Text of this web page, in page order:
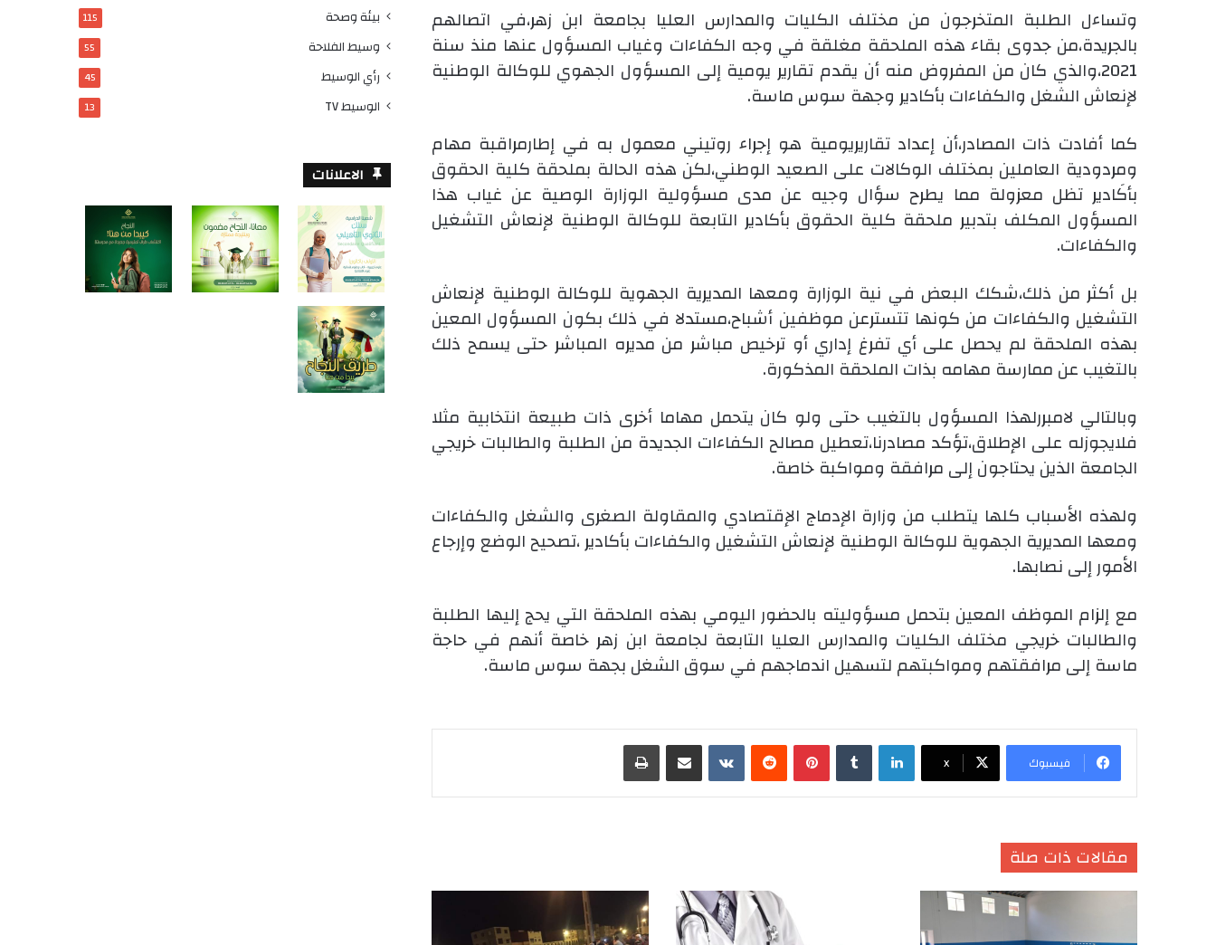
وتساءل الطلبة المتخرجون من مختلف الكليات والمدارس العليا بجامعة ابن زهر،في اتصالهم
بالجريدة،من جدوى بقاء هذه الملحقة مغلقة في وجه الكفاءات وغياب المسؤول عنها منذ سنة
2021،والذي كان من المفروض منه أن يقدم تقارير يومية إلى المسؤول الجهوي للوكالة الوطنية
لإنعاش الشغل والكفاءات بأكادير وجهة سوس ماسة.
كما أفادت ذات المصادر،أن إعداد تقاريريومية هو إجراء روتيني معمول به في إطارمراقبة مهام
ومردودية العاملين بمختلف الوكالات على الصعيد الوطني،لكن هذه الحالة بملحقة كلية الحقوق
بأكَادير تظل معزولة مما يطرح سؤال وجيه عن مدى مسؤولية الوزارة الوصية عن غياب هذا
المسؤول المكلف بتدبير ملحقة كلية الحقوق بأكادير التابعة للوكالة الوطنية لإنعاش التشغيل
والكفاءات.
بل أكثر من ذلك،شكك البعض في نية الوزارة ومعها المديرية الجهوية للوكالة الوطنية لإنعاش
التشغيل والكفاءات من كونها تتسترعن موظفين أشباح،مستدلا في ذلك بكون المسؤول المعين
بهذه الملحقة لم يحصل على أي تفرغ إداري أو ترخيص مباشر من مديره المباشر حتى يسمح ذلك
بالتغيب عن ممارسة مهامه بذات الملحقة المذكورة.
وبالتالي لامبررلهذا المسؤول بالتغيب حتى ولو كان يتحمل مهاما أخرى ذات طبيعة انتخابية مثلا
فلايجوزله على الإطلاق،تؤكد مصادرنا،تعطيل مصالح الكفاءات الجديدة من الطلبة والطالبات خريجي
الجامعة الذين يحتاجون إلى مرافقة ومواكبة خاصة.
ولهذه الأسباب كلها يتطلب من وزارة الإدماج الإقتصادي والمقاولة الصغرى والشغل والكفاءات
ومعها المديرية الجهوية للوكالة الوطنية لإنعاش التشغيل والكفاءات بأكادير ،تصحيح الوضع وإرجاع
الأمور إلى نصابها.
مع إلزام الموظف المعين بتحمل مسؤوليته بالحضور اليومي بهذه الملحقة التي يحج إليها الطلبة
والطالبات خريجي مختلف الكليات والمدارس العليا التابعة لجامعة ابن زهر خاصة أنهم في حاجة
ماسة إلى مرافقتهم ومواكبتهم لتسهيل اندماجهم في سوق الشغل بجهة سوس ماسة.
فيسبوك X
لينكدإن بينتيريست
مقالات ذات صلة
بيئة وصحة 115
وسيط الفلاحة 55
رأي الوسيط 45
الوسيط TV 13
الاعلانات